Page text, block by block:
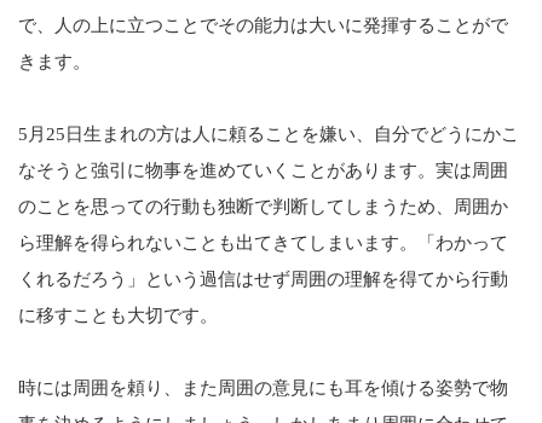
で、人の上に立つことでその能力は大いに発揮することがで
きます。
5月25日生まれの方は人に頼ることを嫌い、自分でどうにかこ
なそうと強引に物事を進めていくことがあります。実は周囲
のことを思っての行動も独断で判断してしまうため、周囲か
ら理解を得られないことも出てきてしまいます。「わかって
くれるだろう」という過信はせず周囲の理解を得てから行動
に移すことも大切です。
時には周囲を頼り、また周囲の意見にも耳を傾ける姿勢で物